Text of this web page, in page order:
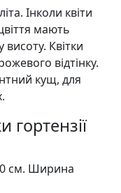
Інколи квіти
мають
Квітки
відтінку.
кущ, для
гортензії
см. Ширина